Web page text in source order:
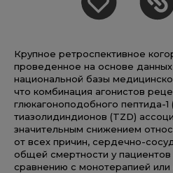
Крупное ретроспективное
проведенное на основе данных
национальной базы
что комбинация агонистов
глюкагоноподобного пептида-1
тиазолидиндионов (TZD)
значительным снижением
от всех причин, сердечно-
общей смертности у
сравнению с монотерапией или